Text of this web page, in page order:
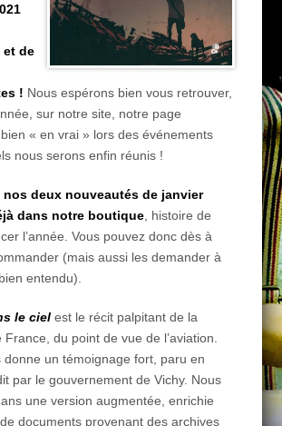
et de
! Nous espérons bien vous retrouver,
sur notre site, notre page
« en vrai » lors des événements
nous serons enfin réunis !
nos deux nouveautés de janvier
dans notre boutique , histoire de
l’année. Vous pouvez donc dès à
(mais aussi les demander à
entendu).
le ciel est le récit palpitant de la
du point de vue de l’aviation.
donne un témoignage fort, paru en
par le gouvernement de Vichy. Nous
une version augmentée, enrichie
documents provenant des archives